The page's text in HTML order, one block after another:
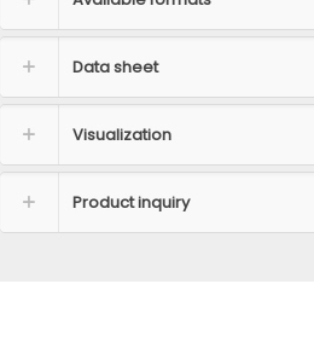
Data sheet
Visualization
Product inquiry